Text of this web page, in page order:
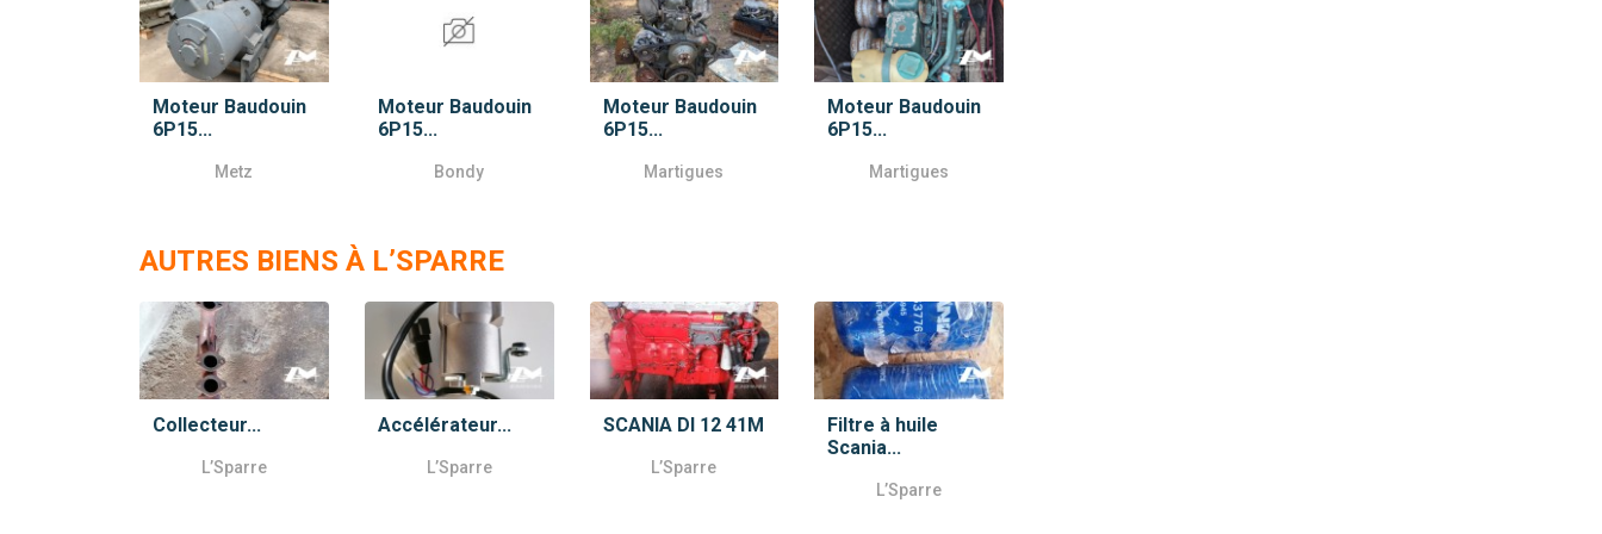
Moteur Baudouin
6P15...
Metz
Moteur Baudouin
6P15...
Bondy
Moteur Baudouin
6P15...
Martigues
Moteur Baudouin
6P15...
Martigues
AUTRES BIENS À L’SPARRE
Collecteur...
L’Sparre
Accélérateur...
L’Sparre
SCANIA DI 12 41M
L’Sparre
Filtre à huile
Scania...
L’Sparre